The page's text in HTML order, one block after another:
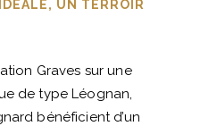
UN TERROIR
Graves sur une
de type Léognan,
bénéficient d’un